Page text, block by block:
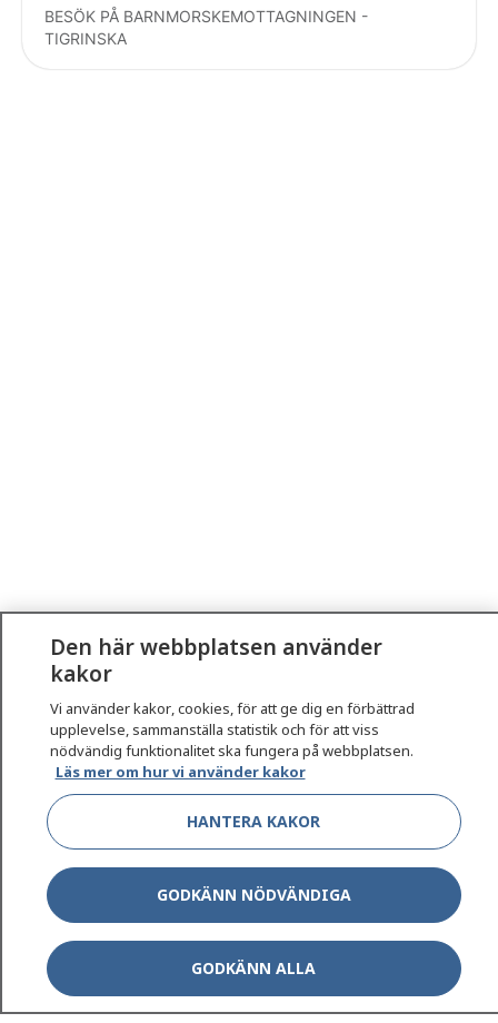
BESÖK PÅ BARNMORSKEMOTTAGNINGEN -
TIGRINSKA
1177–tryggt om din hälsa och vård
På 1177.se får du råd om hälsa och information om
sjukdomar och vilka mottagningar du kan kontakta.
Logga in för att läsa din journal och göra dina
vårdärenden. Ring telefonnummer 1177 för
sjukvårdsrådgivning dygnet runt.
1177 ger dig råd när du vill må bättre.
Den här webbplatsen använder
kakor
Vi använder kakor, cookies, för att ge dig en förbättrad
upplevelse, sammanställa statistik och för att viss
nödvändig funktionalitet ska fungera på webbplatsen.
Läs mer om hur vi använder kakor
HANTERA KAKOR
GODKÄNN NÖDVÄNDIGA
GODKÄNN ALLA